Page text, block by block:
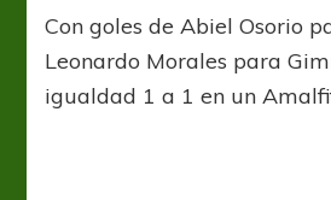
Con goles de Abiel Osorio
Leonardo Morales para
igualdad 1 a 1 en un